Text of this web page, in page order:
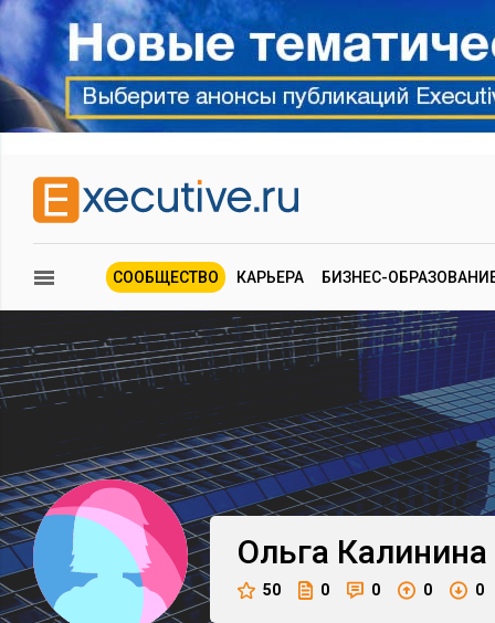
СООБЩЕСТВО КАРЬЕРА БИЗНЕС-
Ольга Калинина
50 0 0 0 0